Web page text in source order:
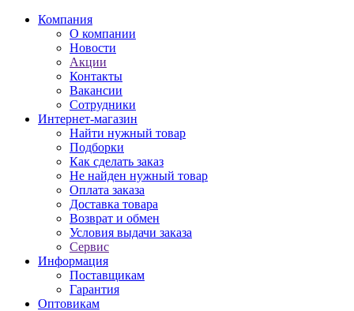
Компания
О компании
Новости
Акции
Контакты
Вакансии
Сотрудники
Интернет-магазин
Найти нужный товар
Подборки
Как сделать заказ
Не найден нужный товар
Оплата заказа
Доставка товара
Возврат и обмен
Условия выдачи заказа
Сервис
Информация
Поставщикам
Гарантия
Оптовикам